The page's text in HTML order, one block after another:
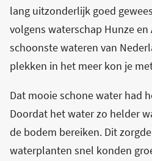
lang uitzonderlijk goed
volgens waterschap Hunze en
schoonste wateren van
plekken in het meer kon je
Dat mooie schone water had
Doordat het water zo helder
de bodem bereiken. Dit
waterplanten snel konden